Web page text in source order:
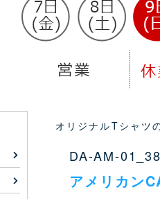
オリジナルTシャツ
DA-AM-01_38
アメリカン